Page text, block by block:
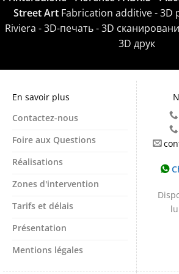
Street ArtFabrication additive - 3D
Riviera - 3D-печать - 3D
3D друк
En savoir plus
Contactez-nous
Foire aux Questions
Réalisations
Zones d'intervention
Tarifs et délais
Présentation
Mentions légales